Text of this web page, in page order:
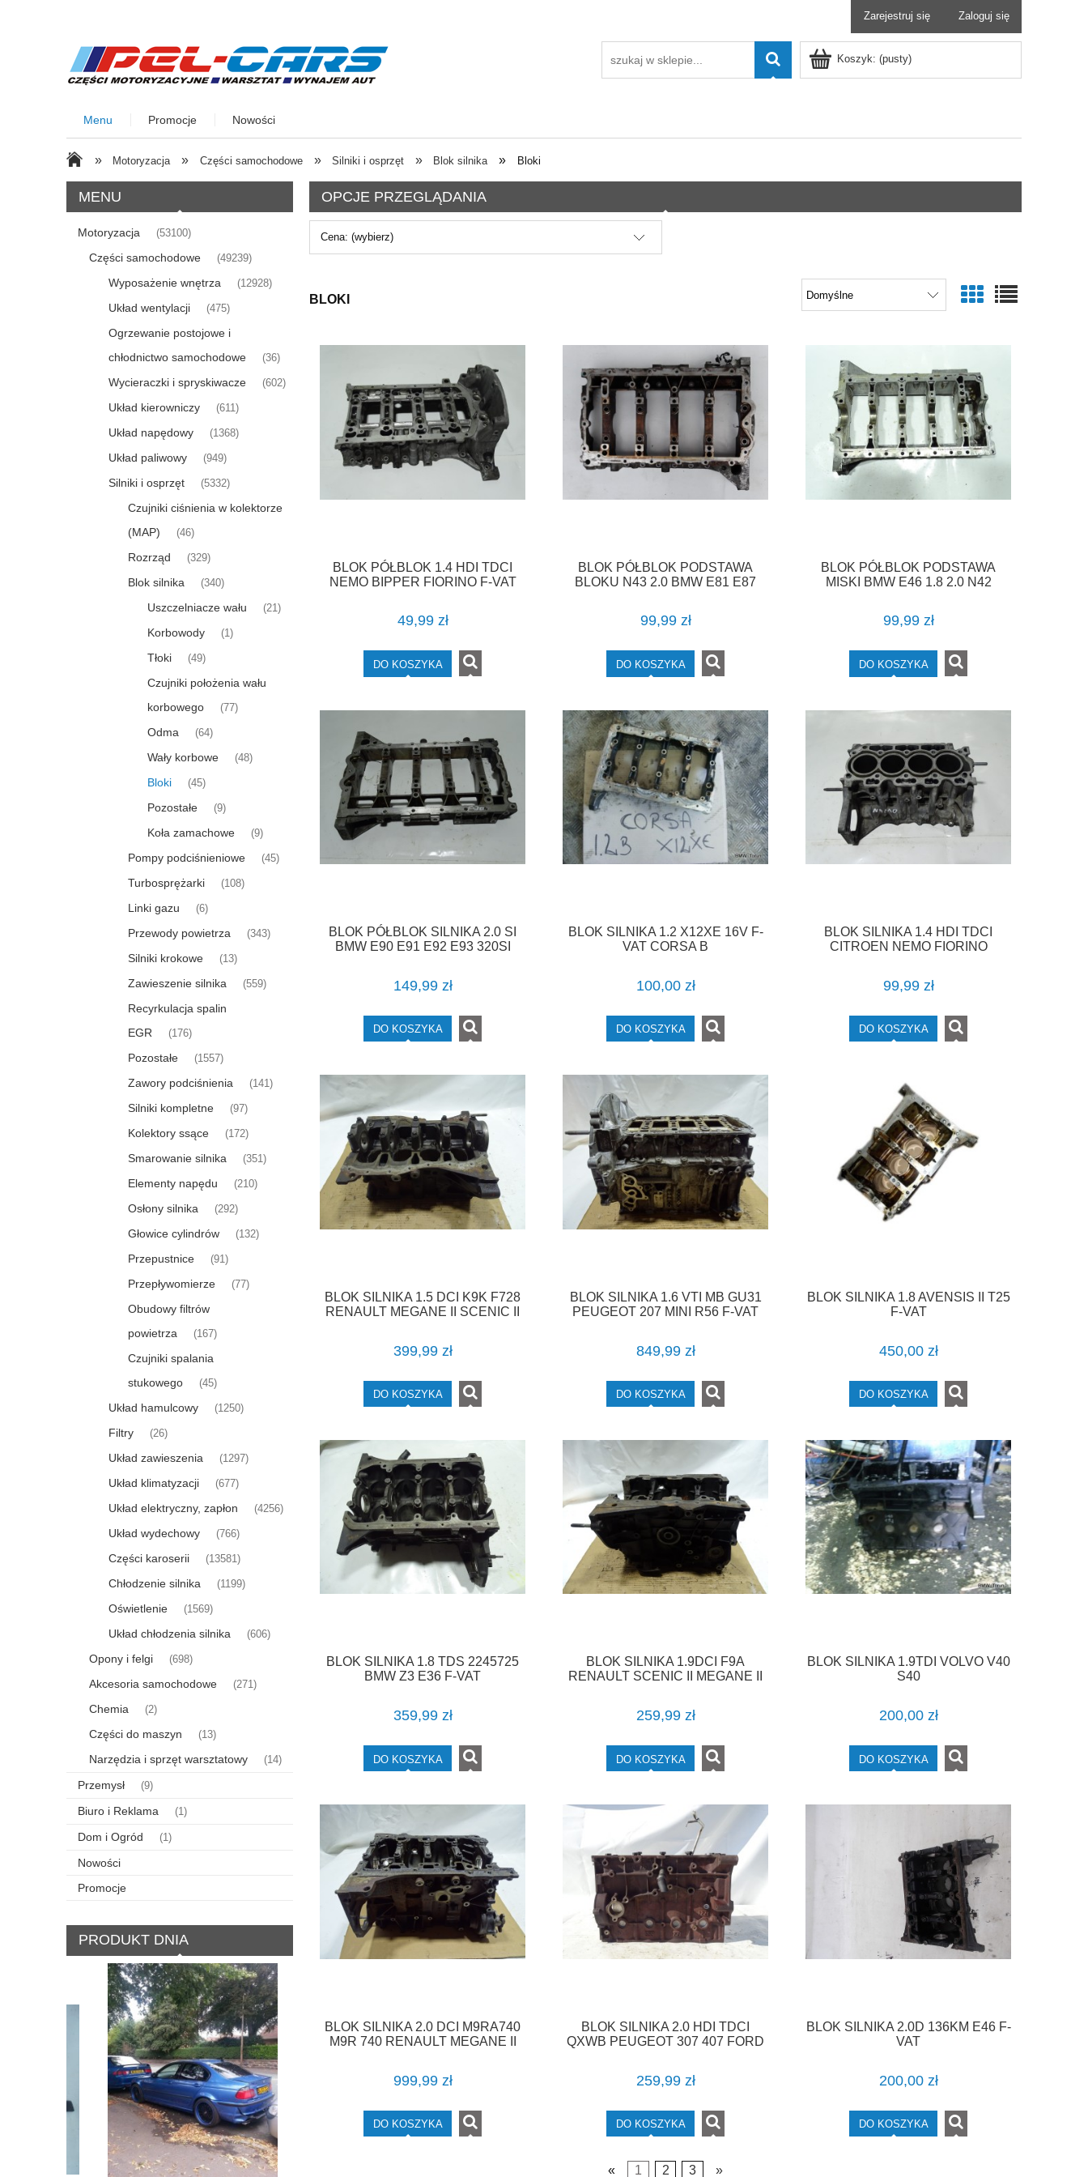
Zarejestruj się Zaloguj się
Koszyk: (pusty)
Menu Promocje Nowości
» Motoryzacja » Części samochodowe » Silniki i osprzęt » Blok silnika » Bloki
MENU
Motoryzacja (53100)
Części samochodowe (49239)
Wyposażenie wnętrza (12928)
Układ wentylacji (475)
Ogrzewanie postojowe i
chłodnictwo samochodowe
(36)
Wycieraczki i spryskiwacze (602)
Układ kierowniczy (611)
Układ napędowy (1368)
Układ paliwowy (949)
Silniki i osprzęt (5332)
Czujniki ciśnienia w kolektorze
(MAP)
(46)
Rozrząd (329)
Blok silnika (340)
Uszczelniacze wału (21)
Korbowody (1)
Tłoki (49)
Czujniki położenia wału
korbowego
(77)
Odma (64)
Wały korbowe (48)
Bloki (45)
Pozostałe (9)
Koła zamachowe (9)
Pompy podciśnieniowe (45)
Turbosprężarki (108)
Linki gazu (6)
Przewody powietrza (343)
Silniki krokowe (13)
Zawieszenie silnika (559)
Recyrkulacja spalin
EGR
(176)
Pozostałe (1557)
Zawory podciśnienia (141)
Silniki kompletne (97)
Kolektory ssące (172)
Smarowanie silnika (351)
Elementy napędu (210)
Osłony silnika (292)
Głowice cylindrów (132)
Przepustnice (91)
Przepływomierze (77)
Obudowy filtrów
powietrza
(167)
Czujniki spalania
stukowego
(45)
Układ hamulcowy (1250)
Filtry (26)
Układ zawieszenia (1297)
Układ klimatyzacji (677)
Układ elektryczny, zapłon (4256)
Układ wydechowy (766)
Części karoserii (13581)
Chłodzenie silnika (1199)
Oświetlenie (1569)
Układ chłodzenia silnika (606)
Opony i felgi (698)
Akcesoria samochodowe (271)
Chemia (2)
Części do maszyn (13)
Narzędzia i sprzęt warsztatowy (14)
Przemysł (9)
Biuro i Reklama (1)
Dom i Ogród (1)
Nowości
Promocje
PRODUKT DNIA
OPCJE PRZEGLĄDANIA
Cena: (wybierz)
BLOKI
BLOK PÓŁBLOK 1.4 HDI TDCI
NEMO BIPPER FIORINO F-VAT
49,99 zł
DO KOSZYKA
BLOK PÓŁBLOK PODSTAWA
BLOKU N43 2.0 BMW E81 E87
99,99 zł
DO KOSZYKA
BLOK PÓŁBLOK PODSTAWA
MISKI BMW E46 1.8 2.0 N42
99,99 zł
DO KOSZYKA
BLOK PÓŁBLOK SILNIKA 2.0 SI
BMW E90 E91 E92 E93 320SI
149,99 zł
DO KOSZYKA
BLOK SILNIKA 1.2 X12XE 16V F-
VAT CORSA B
100,00 zł
DO KOSZYKA
BLOK SILNIKA 1.4 HDI TDCI
CITROEN NEMO FIORINO
99,99 zł
DO KOSZYKA
BLOK SILNIKA 1.5 DCI K9K F728
RENAULT MEGANE II SCENIC II
399,99 zł
DO KOSZYKA
BLOK SILNIKA 1.6 VTI MB GU31
PEUGEOT 207 MINI R56 F-VAT
849,99 zł
DO KOSZYKA
BLOK SILNIKA 1.8 AVENSIS II T25
F-VAT
450,00 zł
DO KOSZYKA
BLOK SILNIKA 1.8 TDS 2245725
BMW Z3 E36 F-VAT
359,99 zł
DO KOSZYKA
BLOK SILNIKA 1.9DCI F9A
RENAULT SCENIC II MEGANE II
259,99 zł
DO KOSZYKA
BLOK SILNIKA 1.9TDI VOLVO V40
S40
200,00 zł
DO KOSZYKA
BLOK SILNIKA 2.0 DCI M9RA740
M9R 740 RENAULT MEGANE II
999,99 zł
DO KOSZYKA
BLOK SILNIKA 2.0 HDI TDCI
QXWB PEUGEOT 307 407 FORD
259,99 zł
DO KOSZYKA
BLOK SILNIKA 2.0D 136KM E46 F-
VAT
200,00 zł
DO KOSZYKA
« 1 2 3 »